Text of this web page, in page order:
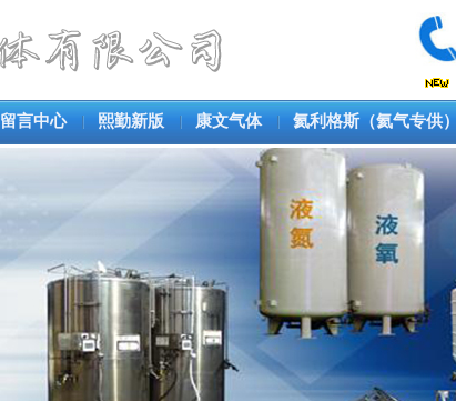
留言中心 熙勤新版 康文气体 氦利格斯（氦气专供）